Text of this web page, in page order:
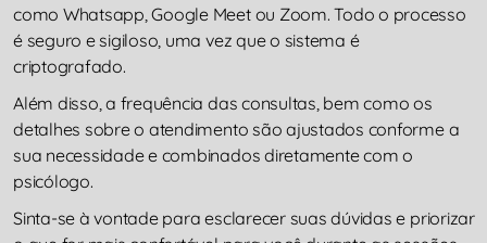
como Whatsapp, Google Meet ou Zoom. Todo o processo
é seguro e sigiloso, uma vez que o sistema é
criptografado.
Além disso, a frequência das consultas, bem como os
detalhes sobre o atendimento são ajustados conforme a
sua necessidade e combinados diretamente com o
psicólogo.
Sinta-se à vontade para esclarecer suas dúvidas e priorizar